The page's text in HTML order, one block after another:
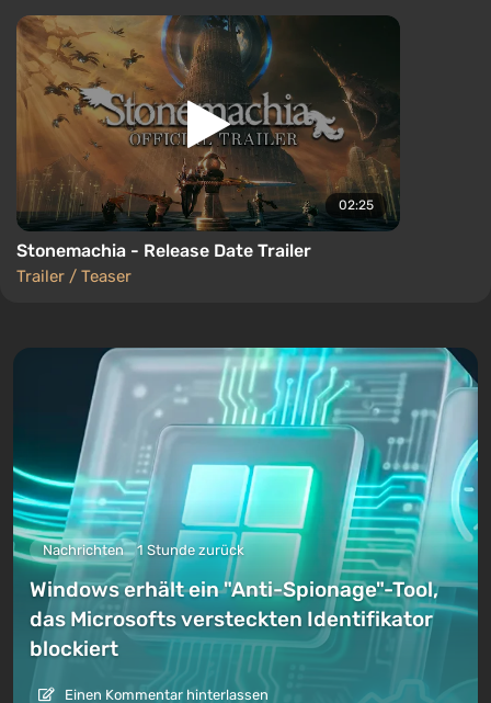
02:25
Stonemachia - Release Date Trailer
Trailer / Teaser
Nachrichten 1 Stunde zurück
Windows erhält ein "Anti-Spionage"-Tool,
das Microsofts versteckten Identifikator
blockiert
Einen Kommentar hinterlassen